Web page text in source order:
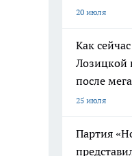
20 июля
Как
Лозицкой
после
25 июля
Партия